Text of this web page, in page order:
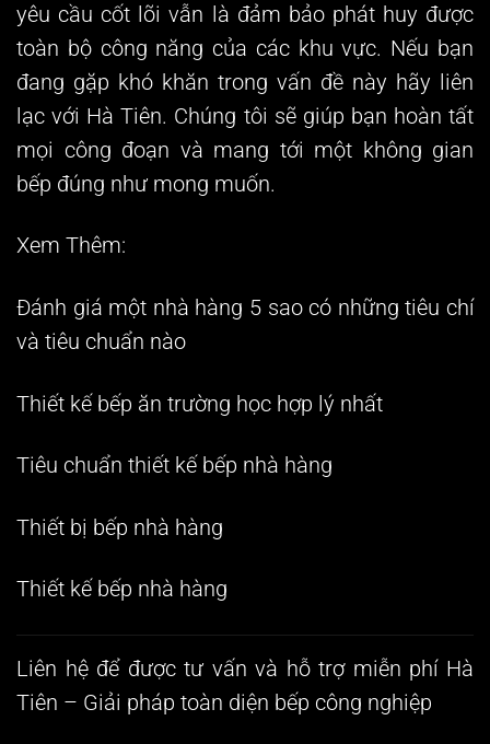
yêu cầu cốt lõi vẫn là đảm bảo phát huy được
toàn bộ công năng của các khu vực. Nếu bạn
đang gặp khó khăn trong vấn đề này hãy liên
lạc với Hà Tiên. Chúng tôi sẽ giúp bạn hoàn tất
mọi công đoạn và mang tới một không gian
bếp đúng như mong muốn.
Xem Thêm:
Đánh giá một nhà hàng 5 sao có những tiêu chí
và tiêu chuẩn nào
Thiết kế bếp ăn trường học hợp lý nhất
Tiêu chuẩn thiết kế bếp nhà hàng
Thiết bị bếp nhà hàng
Thiết kế bếp nhà hàng
Liên hệ để được tư vấn và hỗ trợ miễn phí Hà
Tiên – Giải pháp toàn diện bếp công nghiệp